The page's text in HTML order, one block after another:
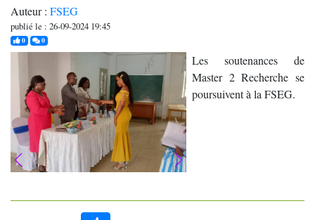
Auteur : FSEG
publié le : 26-09-2024 19:45
0j'aime0commentaires
Les soutenances de
Master 2 Recherche se
poursuivent à la FSEG.